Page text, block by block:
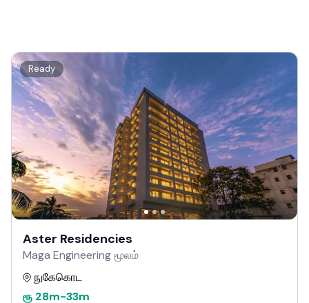
Ready
Aster Residencies
Maga Engineering மூலம்
நுகேகொட
ரூ 28m-33m